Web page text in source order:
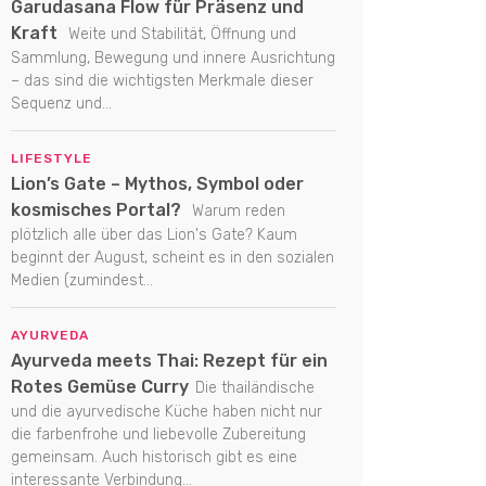
Garudasana Flow für Präsenz und
Kraft
Weite und Stabilität, Öffnung und
Sammlung, Bewegung und innere Ausrichtung
– das sind die wichtigsten Merkmale dieser
Sequenz und...
LIFESTYLE
Lion’s Gate – Mythos, Symbol oder
kosmisches Portal?
Warum reden
plötzlich alle über das Lion's Gate? Kaum
beginnt der August, scheint es in den sozialen
Medien (zumindest...
AYURVEDA
Ayurveda meets Thai: Rezept für ein
Rotes Gemüse Curry Die thailändische
und die ayurvedische Küche haben nicht nur
die farbenfrohe und liebevolle Zubereitung
gemeinsam. Auch historisch gibt es eine
interessante Verbindung...